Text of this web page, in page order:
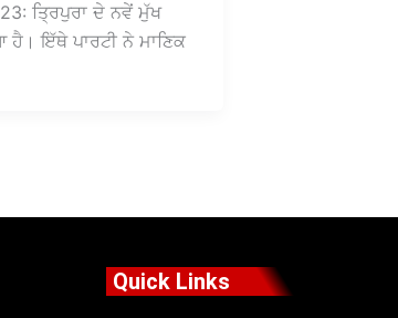
ਤ੍ਰਿਪੁਰਾ ਦੇ ਨਵੇਂ ਮੁੱਖ
ਇੱਥੇ ਪਾਰਟੀ ਨੇ ਮਾਣਿਕ
Quick Links